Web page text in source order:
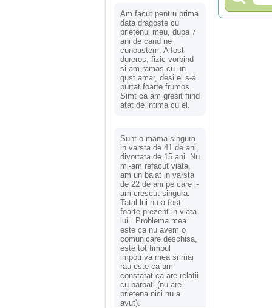
Am facut pentru prima
data dragoste cu
prietenul meu, dupa 7
ani de cand ne
cunoastem. A fost
dureros, fizic vorbind
si am ramas cu un
gust amar, desi el s-a
purtat foarte frumos.
Simt ca am gresit fiind
atat de intima cu el.
Sunt o mama singura
in varsta de 41 de ani,
divortata de 15 ani. Nu
mi-am refacut viata,
am un baiat in varsta
de 22 de ani pe care l-
am crescut singura.
Tatal lui nu a fost
foarte prezent in viata
lui . Problema mea
este ca nu avem o
comunicare deschisa,
este tot timpul
impotriva mea si mai
rau este ca am
constatat ca are relatii
cu barbati (nu are
prietena nici nu a
avut).